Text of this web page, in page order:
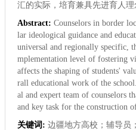
汇的实际，培育兼具先进育人
Abstract: Counselors in border
lar ideological guidance and
universal and regionally specific,
mplementation level of fostering
affects the shaping of students'
rall educational work of the
al and expert team of counselors
and key task for the construction
关键词: 边疆地方高校；辅导员